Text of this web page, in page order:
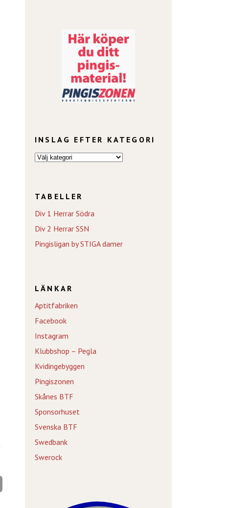
INSLAG EFTER KATEGORI
TABELLER
Div 1 Herrar Södra
Div 2 Herrar SSN
Pingisligan by STIGA damer
LÄNKAR
Aptitfabriken
Facebook
Instagram
Klubbshop – Pegla
Kvidingebyggen
Pingiszonen
Skånes BTF
Sponsorhuset
Svenska BTF
Swedbank
Swerock